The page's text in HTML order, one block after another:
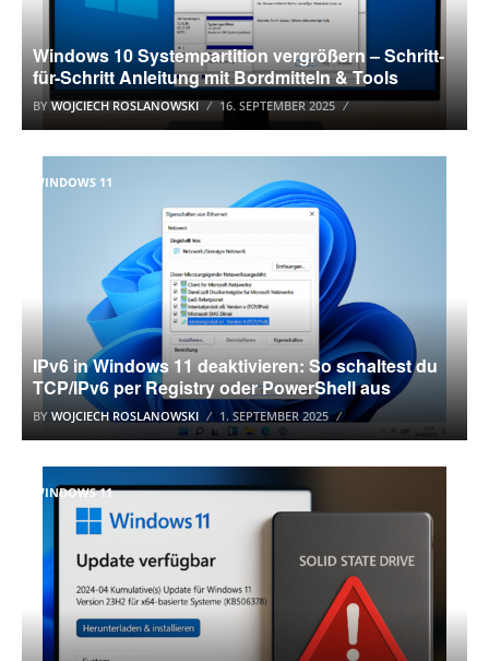
Windows 10 Systempartition vergrößern – Schritt-
für-Schritt Anleitung mit Bordmitteln & Tools
BYWOJCIECH ROSLANOWSKI 16. SEPTEMBER 2025
WINDOWS 11
IPv6 in Windows 11 deaktivieren: So schaltest du
TCP/IPv6 per Registry oder PowerShell aus
BY WOJCIECH ROSLANOWSKI 1. SEPTEMBER 2025
WINDOWS 11